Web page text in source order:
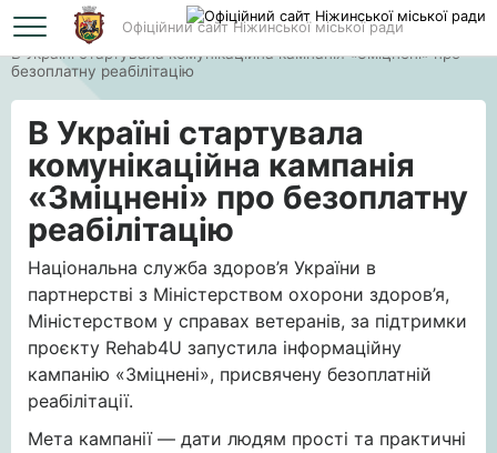
Офіційний сайт Ніжинської міської ради
Головна
В Україні стартувала комунікаційна кампанія «Зміцнені» про
безоплатну реабілітацію
В Україні стартувала
комунікаційна кампанія
«Зміцнені» про безоплатну
реабілітацію
Національна служба здоров’я України в
партнерстві з Міністерством охорони здоров’я,
Міністерством у справах ветеранів, за підтримки
проєкту Rehab4U запустила інформаційну
кампанію «Зміцнені», присвячену безоплатній
реабілітації.
Мета кампанії — дати людям прості та практичні